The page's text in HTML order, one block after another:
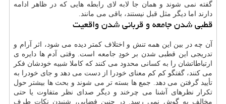
گفته نمی شوند و همان جا لابه لای رابطه هایی که در ظاهر ادامه
دارند اما دیگر مثل قبل نیستند، باقی می مانند.
قطبی شدن جامعه و قربانی شدن واقعیت
آن چه در بین این همه تنش و اختلاف کمتر دیده می شود، اثر آرام و
تدریجی این قطبی شدن بر خودِ جامعه است. وقتی آدم ها دایره ی
ارتباطاتشان را به کسانی محدود می کنند که کاملا شبیه خودشان فکر
می کنند، گفتگو کم کم معنای خودرا از دست می دهد و جای خودرا به
تأیید گرفتن می دهد. جمع ها بسته تر می شوند و بحث ها بیشتر حول
تکرار نظرهای آشنا می چرخند و دیگر صدای نظر متفاوت یا حتی
مخالف به گوش نمی رسد. در چنین فضایی، شنیدن نکات طرف